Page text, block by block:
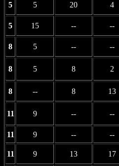
5 5 20 4
5 15 -- --
8 5 -- --
8 5 8 2
8 -- 8 13
11 9 -- --
11 9 -- --
11 9 13 17